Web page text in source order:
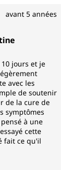
avant 5 années
jours et je
avec les
de soutenir
de la cure de
symptômes
à une
cette
fait ce qu'il